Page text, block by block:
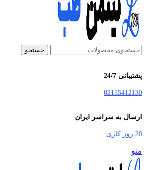
جستجو
پشتیبانی 24/7
02155412130
ارسال به سراسر ایران
20 روز کاری
منو